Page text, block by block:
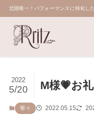
北陸唯一！パフォーマンスに特化し
M様💗お礼
2022
5/20
寧々 2022.05.15